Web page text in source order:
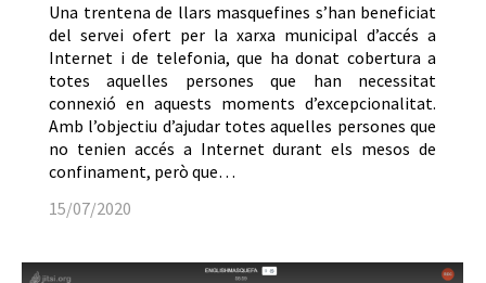
Una trentena de llars masquefines s’han beneficiat
del servei ofert per la xarxa municipal d’accés a
Internet i de telefonia, que ha donat cobertura a
totes aquelles persones que han necessitat
connexió en aquests moments d’excepcionalitat.
Amb l’objectiu d’ajudar totes aquelles persones que
no tenien accés a Internet durant els mesos de
confinament, però que…
15/07/2020